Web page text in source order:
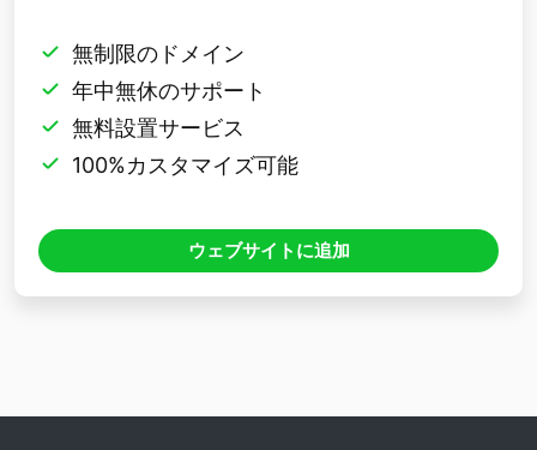
無制限のドメイン
年中無休のサポート
無料設置サービス
100%カスタマイズ可能
ウェブサイトに追加